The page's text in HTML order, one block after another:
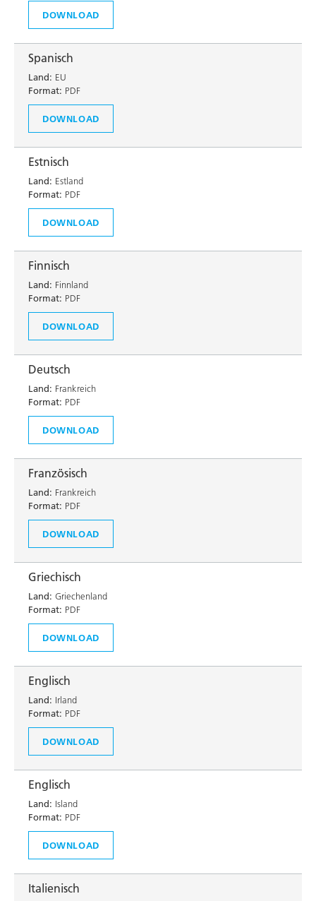
DOWNLOAD
Spanisch
Land: EU
Format: PDF
DOWNLOAD
Estnisch
Land: Estland
Format: PDF
DOWNLOAD
Finnisch
Land: Finnland
Format: PDF
DOWNLOAD
Deutsch
Land: Frankreich
Format: PDF
DOWNLOAD
Französisch
Land: Frankreich
Format: PDF
DOWNLOAD
Griechisch
Land: Griechenland
Format: PDF
DOWNLOAD
Englisch
Land: Irland
Format: PDF
DOWNLOAD
Englisch
Land: Island
Format: PDF
DOWNLOAD
Italienisch